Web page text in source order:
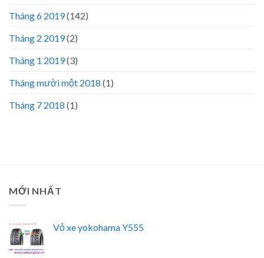
Tháng 6 2019(142)
Tháng 2 2019(2)
Tháng 1 2019(3)
Tháng mười một 2018 (1)
Tháng 7 2018 (1)
MỚI NHẤT
Vỏ xe yokohama Y555